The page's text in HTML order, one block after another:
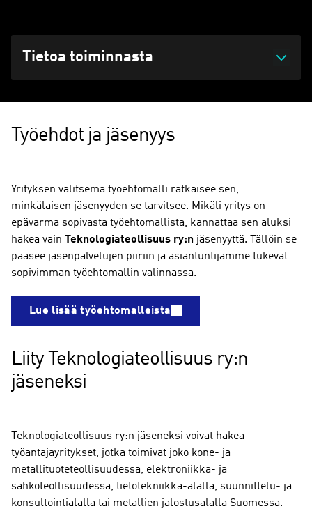
Tietoa toiminnasta
Työehdot ja jäsenyys
Yrityksen valitsema työehtomalli ratkaisee sen,
minkälaisen jäsenyyden se tarvitsee. Mikäli yritys on
epävarma sopivasta työehtomallista, kannattaa sen aluksi
hakea vain Teknologiateollisuus ry:n jäsenyyttä. Tällöin se
pääsee jäsenpalvelujen piiriin ja asiantuntijamme tukevat
sopivimman työehtomallin valinnassa.
Lue lisää työehtomalleista
Liity Teknologiateollisuus ry:n
jäseneksi
Teknologiateollisuus ry:n jäseneksi voivat hakea
työantajayritykset, jotka toimivat joko kone- ja
metallituoteteollisuudessa, elektroniikka- ja
sähköteollisuudessa, tietotekniikka-alalla, suunnittelu- ja
konsultointialalla tai metallien jalostusalalla Suomessa.